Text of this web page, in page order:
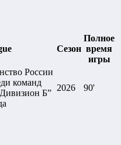
Сезон
Полное
время
игры
России
команд
Б”
2026 90'